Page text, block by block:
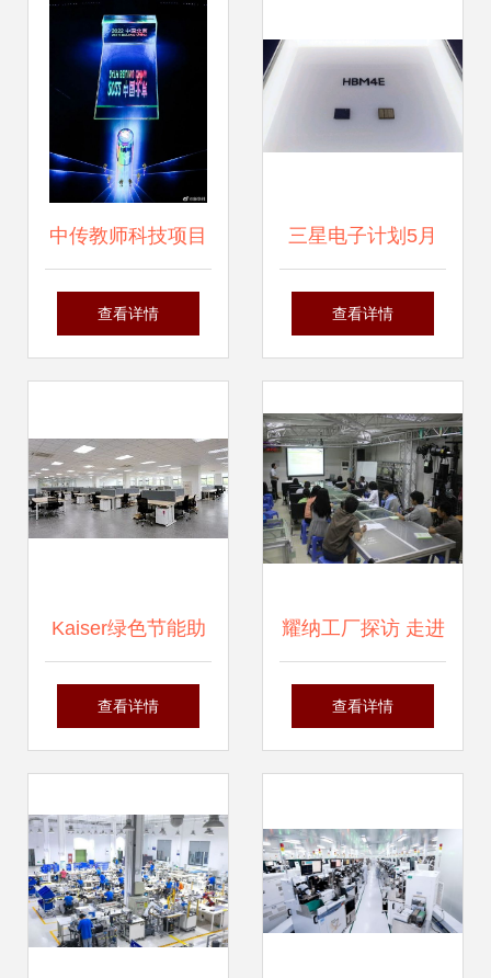
寒流渐袭
中传教师科技项目
助力冬奥开闭幕式
的数字魅力
查看详情
三星电子计划5月
生产首批HBM4E内
盖森电子科技或迎
新机遇
查看详情
Kaiser绿色节能助
力双控创新，庆东
落成
查看详情
耀纳工厂探访 走进
纳沃盖森电子科技
查看详情